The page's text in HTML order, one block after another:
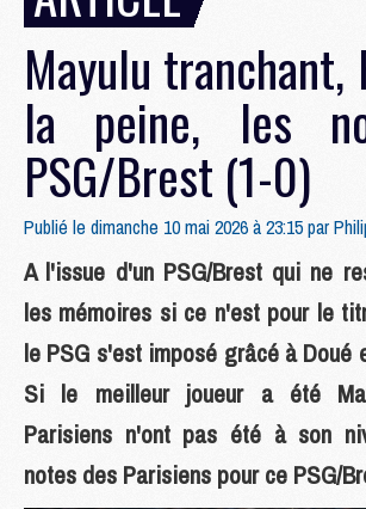
Mayulu tranchant,
la peine, les
PSG/Brest (1-0)
Publié le dimanche 10 mai 2026 à 23:15 par
A l'issue d'un PSG/Brest qui ne
les mémoires si ce n'est pour le
le PSG s'est imposé grâcé à Doué
Si le meilleur joueur a été
Parisiens n'ont pas été à son
notes des Parisiens pour ce PSG/